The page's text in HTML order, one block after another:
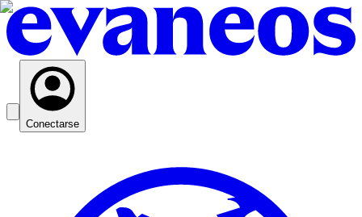
Conectarse